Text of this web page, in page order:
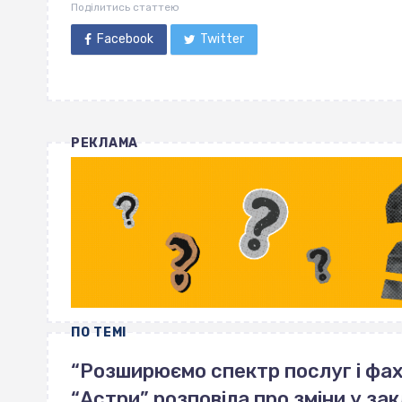
Поділитись статтею
Facebook Twitter
РЕКЛАМА
ПО ТЕМІ
“Розширюємо спектр послуг і